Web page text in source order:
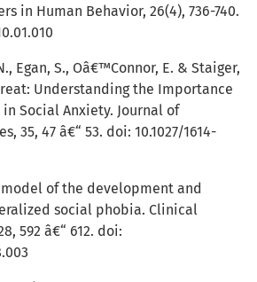
in Human Behavior, 26(4), 736-740.
Egan, S., Oâ€™Connor, E. & Staiger,
Understanding the Importance
Social Anxiety. Journal of
35, 47 â€“ 53. doi: 10.1027/1614-
of the development and
social phobia. Clinical
592 â€“ 612. doi: